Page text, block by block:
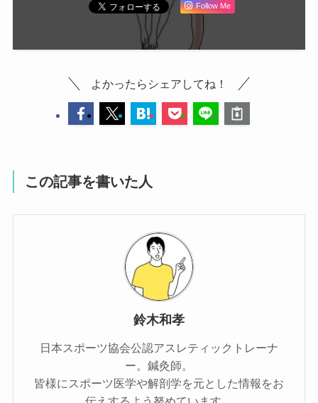
Follow Me
よかったらシェアしてね！
この記事を書いた人
鈴木和孝
日本スポーツ協会公認アスレティックトレーナ
ー。鍼灸師。
皆様にスポーツ医学や解剖学を元とした情報をお